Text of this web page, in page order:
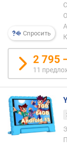
l
a
s
s
с
о
о
т
н
о
Спросить
2 795
11